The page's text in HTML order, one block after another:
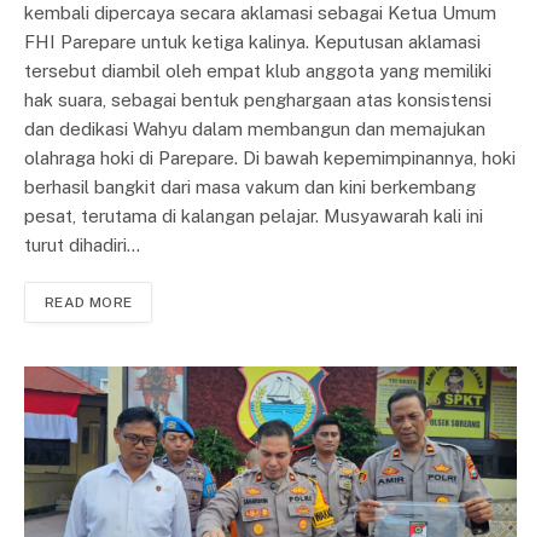
kembali dipercaya secara aklamasi sebagai Ketua Umum
FHI Parepare untuk ketiga kalinya. Keputusan aklamasi
tersebut diambil oleh empat klub anggota yang memiliki
hak suara, sebagai bentuk penghargaan atas konsistensi
dan dedikasi Wahyu dalam membangun dan memajukan
olahraga hoki di Parepare. Di bawah kepemimpinannya, hoki
berhasil bangkit dari masa vakum dan kini berkembang
pesat, terutama di kalangan pelajar. Musyawarah kali ini
turut dihadiri…
READ MORE